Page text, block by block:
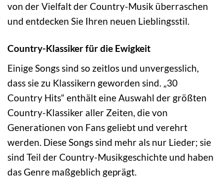
von der Vielfalt der Country-Musik überraschen
und entdecken Sie Ihren neuen Lieblingsstil.
Country-Klassiker für die Ewigkeit
Einige Songs sind so zeitlos und unvergesslich,
dass sie zu Klassikern geworden sind. „30
Country Hits“ enthält eine Auswahl der größten
Country-Klassiker aller Zeiten, die von
Generationen von Fans geliebt und verehrt
werden. Diese Songs sind mehr als nur Lieder; sie
sind Teil der Country-Musikgeschichte und haben
das Genre maßgeblich geprägt.